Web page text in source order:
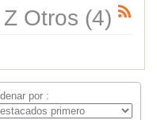
Otros (4)
por :